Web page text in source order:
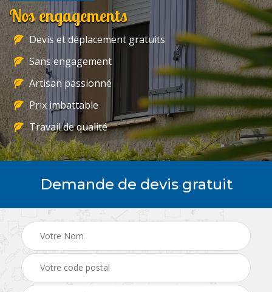
Nos engagements
Devis et déplacement gratuits
Sans engagement
Artisan passionné
Prix imbattable
Travail de qualité
Demande de devis gratuit